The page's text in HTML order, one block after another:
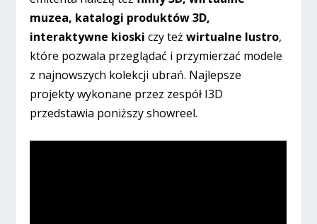
muzea, katalogi produktów 3D,
interaktywne kioski czy teżwirtualne lustro,
które pozwala przeglądać i przymierzać modele
z najnowszych kolekcji ubrań. Najlepsze
projekty wykonane przez zespół I3D
przedstawia poniższy showreel.